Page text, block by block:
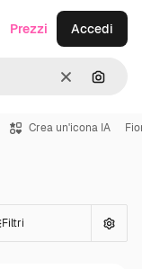
CancellaCerca
Prezzi Accedi
Crea un'icona IA
Filtri